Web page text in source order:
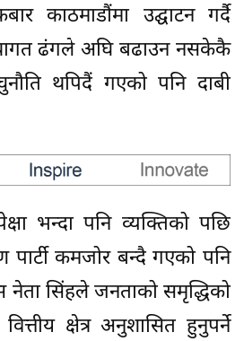
काठमाडौंमा उद्घाटन गर्दै
ढंगले अघि बढाउन नसकेकै
थपिदैं गएको पनि दाबी
भन्दा पनि व्यक्तिको पछि
पार्टी कमजोर बन्दै गएको पनि
नेता सिंहले जनताको समृद्धिको
क्षेत्र अनुशासित हुनुपर्ने